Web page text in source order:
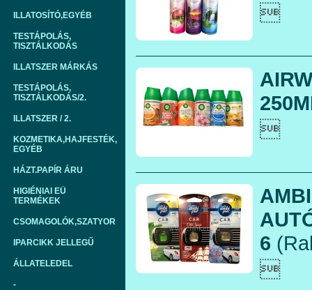
ILLATOSÍTÓ,EGYÉB
TESTÁPOLÁS,
TISZTÁLKODÁS
ILLATSZER MÁRKÁS
TESTÁPOLÁS,
TISZTÁLKODÁS/2.
ILLATSZER / 2.
KOZMETIKA,HAJFESTÉK,
EGYÉB
HÁZT.PAPÍR ÁRU
HIGIÉNIAI EÜ
TERMÉKEK
CSOMAGOLÓK,SZATYOR
IPARCIKK JELLEGŰ
ÁLLATELEDEL
-


6
